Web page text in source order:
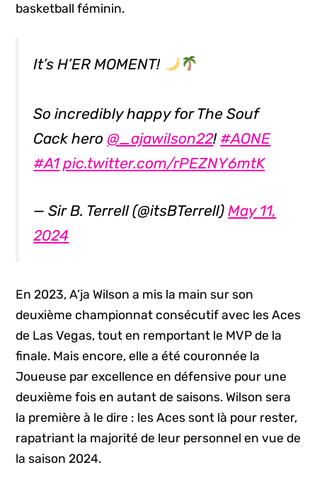
basketball féminin.
It’s H’ER MOMENT!
So incredibly happy for The Souf
Cack hero @_ajawilson22! #AONE
#A1 pic.twitter.com/rPEZNY6mtK
— Sir B. Terrell (@itsBTerrell)May 11,
2024
En 2023, A’ja Wilson a mis la main sur son
deuxième championnat consécutif avec les Aces
de Las Vegas, tout en remportant le MVP de la
finale. Mais encore, elle a été couronnée la
Joueuse par excellence en défensive pour une
deuxième fois en autant de saisons. Wilson sera
la première à le dire : les Aces sont là pour rester,
rapatriant la majorité de leur personnel en vue de
la saison 2024.